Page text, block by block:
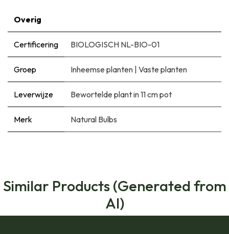
Overig
Certificering BIOLOGISCH NL-BIO-01
Groep Inheemse planten | Vaste planten
Leverwijze Bewortelde plant in 11 cm pot
Merk Natural Bulbs
Similar Products (Generated from
AI)